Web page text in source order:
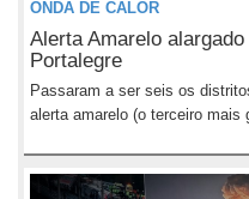
ONDA DE CALOR
Alerta Amarelo
Portalegre
Passaram a ser seis os
alerta amarelo (o terceiro mais